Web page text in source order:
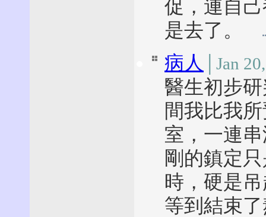
促，連自
是去了。
病人
│Jan
醫生初步
間我比我
室，一連
剛的鎮定
時，硬是
等到結束